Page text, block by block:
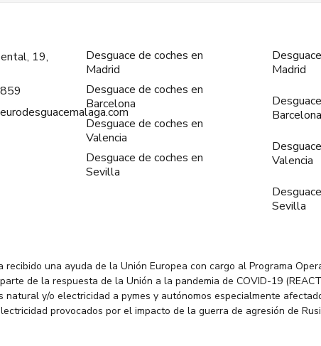
19,
Desguace de coches en
Madrid
Desguace de coches en
Barcelona
Desguace de coches en
Valencia
Desguace de coches en
Sevilla
Madrid
Barcelona
Valencia
Sevilla
recibido una ayuda de la Unión Europea con cargo al Programa
de la respuesta de la Unión a la pandemia de COVID-19
natural y/o electricidad a pymes y autónomos especialmente
provocados por el impacto de la guerra de agresión de